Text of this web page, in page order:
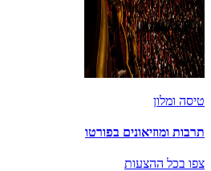
טיסה ומלון
תרבות ומוזיאונים בפורטו
צפו בכל ההצעות